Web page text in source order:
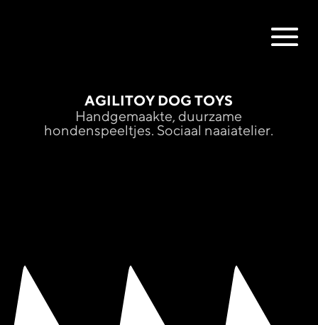
AGILITOY DOG TOYS
Handgemaakte, duurzame
hondenspeeltjes. Sociaal naaiatelier.